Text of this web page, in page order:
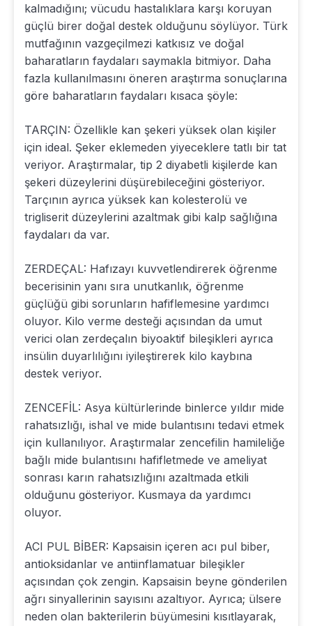
kalmadığını; vücudu hastalıklara karşı koruyan
güçlü birer doğal destek olduğunu söylüyor. Türk
mutfağının vazgeçilmezi katkısız ve doğal
baharatların faydaları saymakla bitmiyor. Daha
fazla kullanılmasını öneren araştırma sonuçlarına
göre baharatların faydaları kısaca şöyle:
TARÇIN: Özellikle kan şekeri yüksek olan kişiler
için ideal. Şeker eklemeden yiyeceklere tatlı bir tat
veriyor. Araştırmalar, tip 2 diyabetli kişilerde kan
şekeri düzeylerini düşürebileceğini gösteriyor.
Tarçının ayrıca yüksek kan kolesterolü ve
trigliserit düzeylerini azaltmak gibi kalp sağlığına
faydaları da var.
ZERDEÇAL: Hafızayı kuvvetlendirerek öğrenme
becerisinin yanı sıra unutkanlık, öğrenme
güçlüğü gibi sorunların hafiflemesine yardımcı
oluyor. Kilo verme desteği açısından da umut
verici olan zerdeçalın biyoaktif bileşikleri ayrıca
insülin duyarlılığını iyileştirerek kilo kaybına
destek veriyor.
ZENCEFİL: Asya kültürlerinde binlerce yıldır mide
rahatsızlığı, ishal ve mide bulantısını tedavi etmek
için kullanılıyor. Araştırmalar zencefilin hamileliğe
bağlı mide bulantısını hafifletmede ve ameliyat
sonrası karın rahatsızlığını azaltmada etkili
olduğunu gösteriyor. Kusmaya da yardımcı
oluyor.
ACI PUL BİBER: Kapsaisin içeren acı pul biber,
antioksidanlar ve antiinflamatuar bileşikler
açısından çok zengin. Kapsaisin beyne gönderilen
ağrı sinyallerinin sayısını azaltıyor. Ayrıca; ülsere
neden olan bakterilerin büyümesini kısıtlayarak,